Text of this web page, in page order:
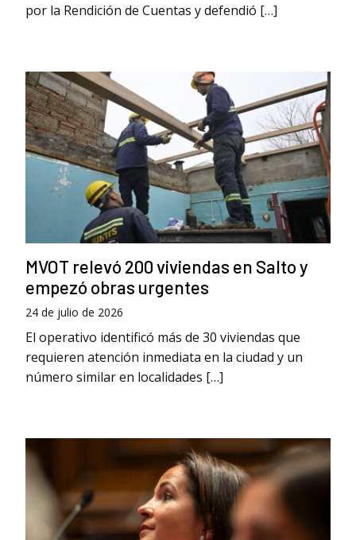
por la Rendición de Cuentas y defendió […]
MVOT relevó 200 viviendas en Salto y
empezó obras urgentes
24 de julio de 2026
El operativo identificó más de 30 viviendas que
requieren atención inmediata en la ciudad y un
número similar en localidades […]